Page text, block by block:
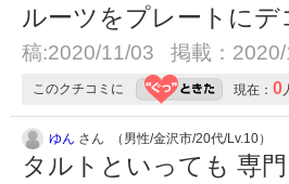
ルーツをプレートに
稿:2020/11/03 掲載：2020/
このクチコミに 現在： 0
ゆん さん （男性/金沢市/20代/Lv.10）
タルトといっても 専